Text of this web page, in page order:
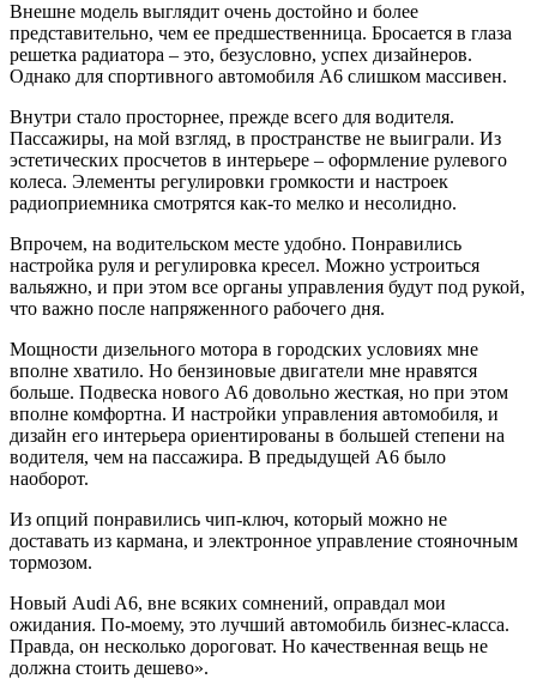
Внешне модель выглядит очень достойно и более
представительно, чем ее предшественница. Бросается в глаза
решетка радиатора – это, безусловно, успех дизайнеров.
Однако для спортивного автомобиля А6 слишком массивен.
Внутри стало просторнее, прежде всего для водителя.
Пассажиры, на мой взгляд, в пространстве не выиграли. Из
эстетических просчетов в интерьере – оформление рулевого
колеса. Элементы регулировки громкости и настроек
радиоприемника смотрятся как-то мелко и несолидно.
Впрочем, на водительском месте удобно. Понравились
настройка руля и регулировка кресел. Можно устроиться
вальяжно, и при этом все органы управления будут под рукой,
что важно после напряженного рабочего дня.
Мощности дизельного мотора в городских условиях мне
вполне хватило. Но бензиновые двигатели мне нравятся
больше. Подвеска нового А6 довольно жесткая, но при этом
вполне комфортна. И настройки управления автомобиля, и
дизайн его интерьера ориентированы в большей степени на
водителя, чем на пассажира. В предыдущей А6 было
наоборот.
Из опций понравились чип-ключ, который можно не
доставать из кармана, и электронное управление стояночным
тормозом.
Новый Audi A6, вне всяких сомнений, оправдал мои
ожидания. По-моему, это лучший автомобиль бизнес-класса.
Правда, он несколько дороговат. Но качественная вещь не
должна стоить дешево».